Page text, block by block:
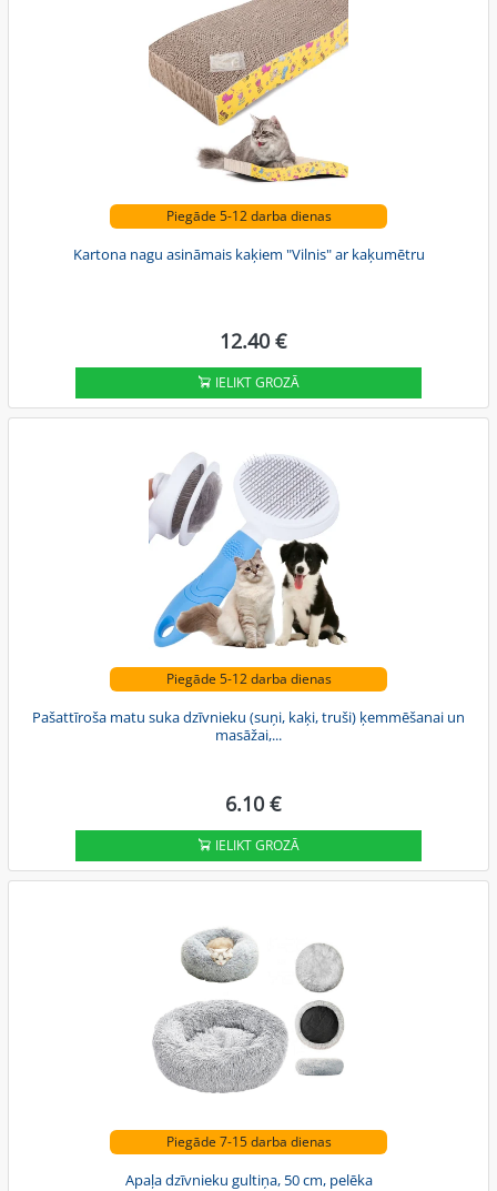
Piegāde 5-12 darba dienas
Kartona nagu asināmais kaķiem "Vilnis" ar kaķumētru
12.40 €
IELIKT GROZĀ
Piegāde 5-12 darba dienas
Pašattīroša matu suka dzīvnieku (suņi, kaķi, truši) ķemmēšanai un
masāžai,...
6.10 €
IELIKT GROZĀ
Piegāde 7-15 darba dienas
Apaļa dzīvnieku gultiņa, 50 cm, pelēka